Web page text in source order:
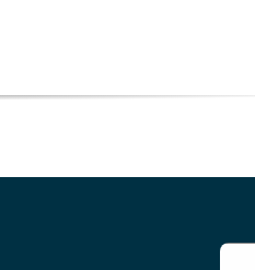
Todas Linhas de Crédito